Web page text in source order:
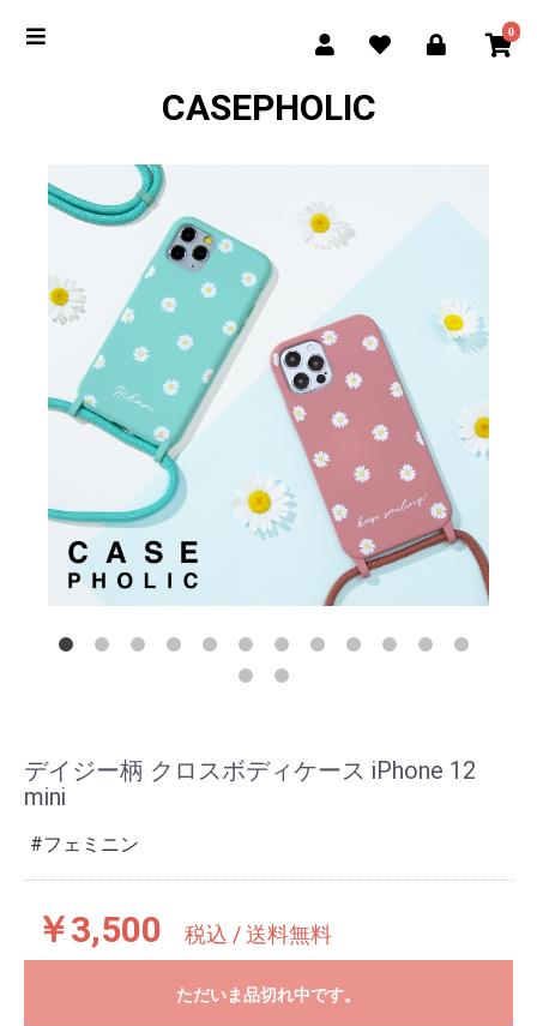
0
CASEPHOLIC
デイジー柄 クロスボディケース iPhone 12
mini
フェミニン
￥3,500 税込 / 送料無料
ただいま品切れ中です。